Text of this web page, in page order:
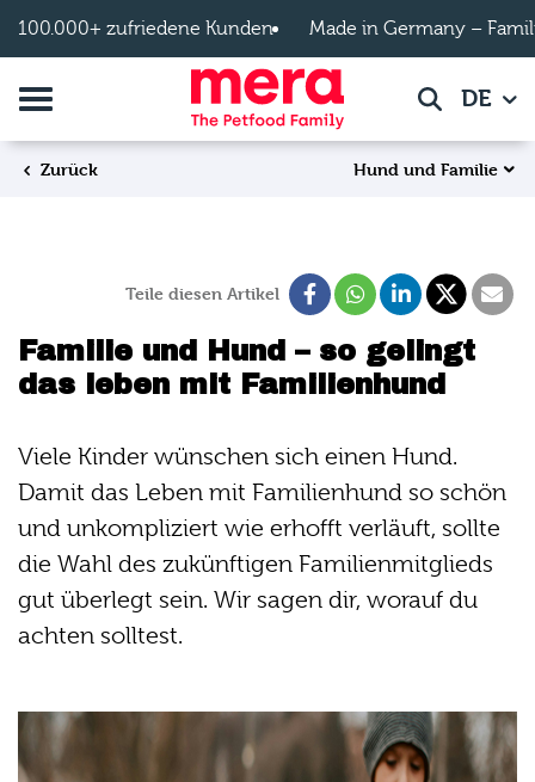
100.000+ zufriedene Kunden Made in Germany –
Navigation umschalten SucheDE
Zurück Hund und Familie
Teile diesen Artikel
Familie und Hund – so gelingt
das leben mit Familienhund
Viele Kinder wünschen sich einen Hund.
Damit das Leben mit Familienhund so schön
und unkompliziert wie erhofft verläuft, sollte
die Wahl des zukünftigen Familienmitglieds
gut überlegt sein. Wir sagen dir, worauf du
achten solltest.